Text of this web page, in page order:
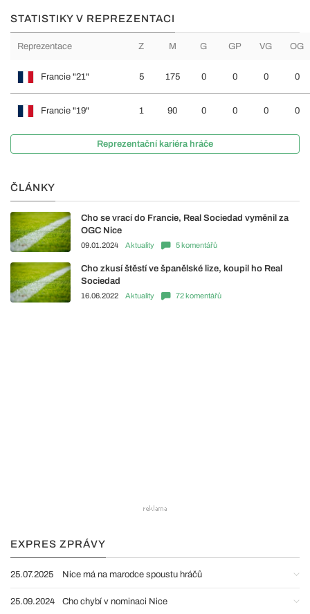
STATISTIKY V REPREZENTACI
Reprezentace Z M G GP VG OG
Francie "21" 5 175 0 0 0 0
Francie "19" 1 90 0 0 0 0
Reprezentační kariéra hráče
ČLÁNKY
Cho se vrací do Francie, Real Sociedad vyměnil za
OGC Nice
09.01.2024 Aktuality 5 komentářů
Cho zkusí štěstí ve španělské lize, koupil ho Real
Sociedad
16.06.2022 Aktuality 72 komentářů
EXPRES ZPRÁVY
25.07.2025 Nice má na marodce spoustu hráčů
25.09.2024 Cho chybí v nominaci Nice